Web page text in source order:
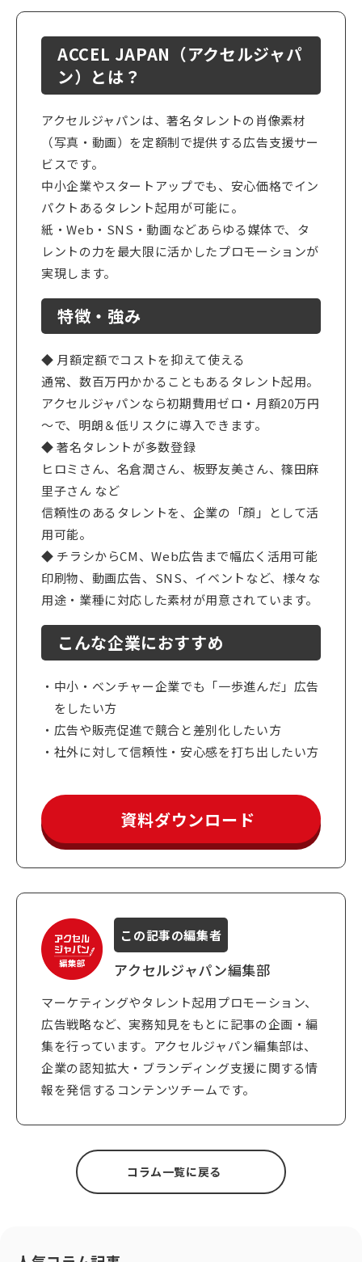
ACCEL JAPAN（アクセルジャパ
ン）とは？
アクセルジャパンは、著名タレントの肖像素材
（写真・動画）を定額制で提供する広告支援サー
ビスです。
中小企業やスタートアップでも、安心価格でイン
パクトあるタレント起用が可能に。
紙・Web・SNS・動画などあらゆる媒体で、タ
レントの力を最大限に活かしたプロモーションが
実現します。
特徴・強み
◆ 月額定額でコストを抑えて使える
通常、数百万円かかることもあるタレント起用。
アクセルジャパンなら初期費用ゼロ・月額20万円
～で、明朗＆低リスクに導入できます。
◆ 著名タレントが多数登録
ヒロミさん、名倉潤さん、板野友美さん、篠田麻
里子さん など
信頼性のあるタレントを、企業の「顔」として活
用可能。
◆ チラシからCM、Web広告まで幅広く活用可能
印刷物、動画広告、SNS、イベントなど、様々な
用途・業種に対応した素材が用意されています。
こんな企業におすすめ
中小・ベンチャー企業でも「一歩進んだ」広告
をしたい方
広告や販売促進で競合と差別化したい方
社外に対して信頼性・安心感を打ち出したい方
資料ダウンロード
この記事の編集者
著者：
アクセルジャパン編集部
マーケティングやタレント起用プロモーション、
広告戦略など、実務知見をもとに記事の企画・編
集を行っています。アクセルジャパン編集部は、
企業の認知拡大・ブランディング支援に関する情
報を発信するコンテンツチームです。
コラム一覧に戻る